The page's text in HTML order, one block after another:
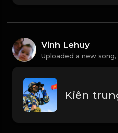
Vinh Lehuy
Uploaded a new song,